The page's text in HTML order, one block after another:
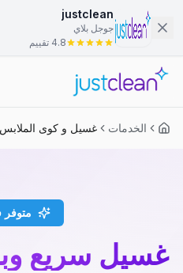
justclean
جوجل بلاي
4.8 تقييم
الخدمات غسيل و كوى الملابس
غسيل سريع